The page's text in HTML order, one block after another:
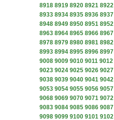
8918 8919 8920 8921 8922
8933 8934 8935 8936 8937
8948 8949 8950 8951 8952
8963 8964 8965 8966 8967
8978 8979 8980 8981 8982
8993 8994 8995 8996 8997
9008 9009 9010 9011 9012
9023 9024 9025 9026 9027
9038 9039 9040 9041 9042
9053 9054 9055 9056 9057
9068 9069 9070 9071 9072
9083 9084 9085 9086 9087
9098 9099 9100 9101 9102